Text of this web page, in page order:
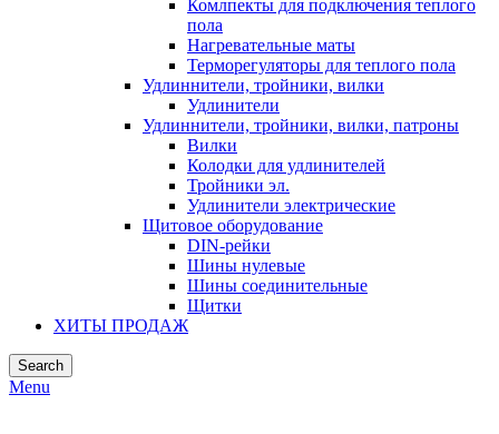
Комлпекты для подключения теплого
пола
Нагревательные маты
Терморегуляторы для теплого пола
Удлиннители, тройники, вилки
Удлинители
Удлиннители, тройники, вилки, патроны
Вилки
Колодки для удлинителей
Тройники эл.
Удлинители электрические
Щитовое оборудование
DIN-рейки
Шины нулевые
Шины соединительные
Щитки
ХИТЫ ПРОДАЖ
Search
Menu